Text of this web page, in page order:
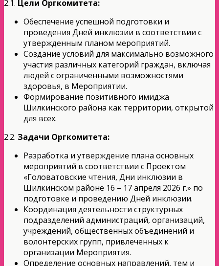
2.1. Цели Оргкомитета:
Обеспечение успешной подготовки и
проведения Дней инклюзии в соответствии с
утвержденным планом мероприятий.
Создание условий для максимально возможного
участия различных категорий граждан, включая
людей с ограниченными возможностями
здоровья, в Мероприятии.
Формирование позитивного имиджа
Шилкинского района как территории, открытой
для всех.
2.2. Задачи Оргкомитета:
Разработка и утверждение плана основных
мероприятий в соответствии с Проектом
«Головатовские чтения, Дни инклюзии в
Шилкинском районе 16 – 17 апреля 2026 г.» по
подготовке и проведению Дней инклюзии.
Координация деятельности структурных
подразделений администраций, организаций,
учреждений, общественных объединений и
волонтерских групп, привлеченных к
организации Мероприятия.
Определение основных направлений, тем и